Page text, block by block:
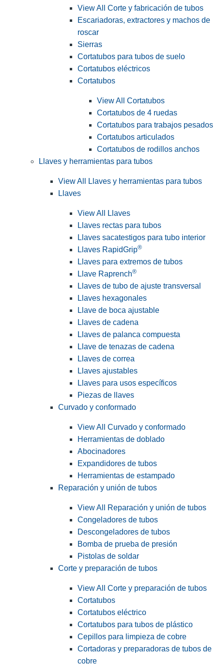
View All Corte y fabricación de tubos
Escariadoras, extractores y machos de
roscar
Sierras
Cortatubos para tubos de suelo
Cortatubos eléctricos
Cortatubos
View All Cortatubos
Cortatubos de 4 ruedas
Cortatubos para trabajos pesados
Cortatubos articulados
Cortatubos de rodillos anchos
Llaves y herramientas para tubos
View All Llaves y herramientas para tubos
Llaves
View All Llaves
Llaves rectas para tubos
Llaves sacatestigos para tubo interior
Llaves RapidGrip®
Llaves para extremos de tubos
Llave Raprench®
Llaves de tubo de ajuste transversal
Llaves hexagonales
Llave de boca ajustable
Llaves de cadena
Llaves de palanca compuesta
Llave de tenazas de cadena
Llaves de correa
Llaves ajustables
Llaves para usos específicos
Piezas de llaves
Curvado y conformado
View All Curvado y conformado
Herramientas de doblado
Abocinadores
Expandidores de tubos
Herramientas de estampado
Reparación y unión de tubos
View All Reparación y unión de tubos
Congeladores de tubos
Descongeladores de tubos
Bomba de prueba de presión
Pistolas de soldar
Corte y preparación de tubos
View All Corte y preparación de tubos
Cortatubos
Cortatubos eléctrico
Cortatubos para tubos de plástico
Cepillos para limpieza de cobre
Cortadoras y preparadoras de tubos de
cobre